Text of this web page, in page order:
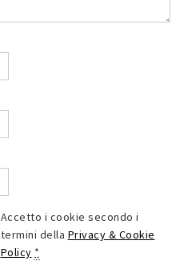
Accetto i cookie secondo i
termini della Privacy & Cookie
Policy *